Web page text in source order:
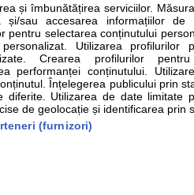
au scop informativ si
primita pe sfatulmedicului.ro sa
Parteneri
Inscriere clinica
și îmbunătățirea serviciilor.
și/sau accesarea informațiilor
pentru selectarea conținutului
Utilizarea profilurilor
Crearea profilurilor pentru
performanței conținutului.
Înțelegerea publicului prin
diferite. Utilizarea de date limitate
de geolocație și identificarea prin
(furnizori)